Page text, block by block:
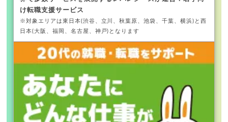
け転職支援サービス
※対象エリアは東日本(渋谷、立川、秋葉原、池袋、千葉、横浜)と西
日本(大阪、福岡、名古屋、神戸)となります